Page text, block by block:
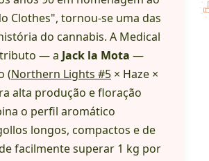
Clothes", tornou-se uma das
do cannabis. A Medical
tributo — a Jack la Mota —
(Northern Lights #5 × Haze ×
alta produção e floração
o perfil aromático
longos, compactos e de
facilmente superar 1 kg por